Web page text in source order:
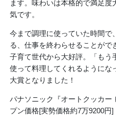
ます。味わいは本格的で満足度
気です。
今まで調理に使っていた時間で
る、仕事を終わらせることがで
子育て世代から大好評。「もう
使って料理してくれるようにな
大賞となりました！
パナソニック『オートクッカー
プン価格[実勢価格約7万9200円]